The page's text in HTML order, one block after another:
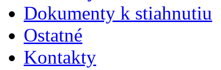
Dokumenty k stiahnutiu
Ostatné
Kontakty